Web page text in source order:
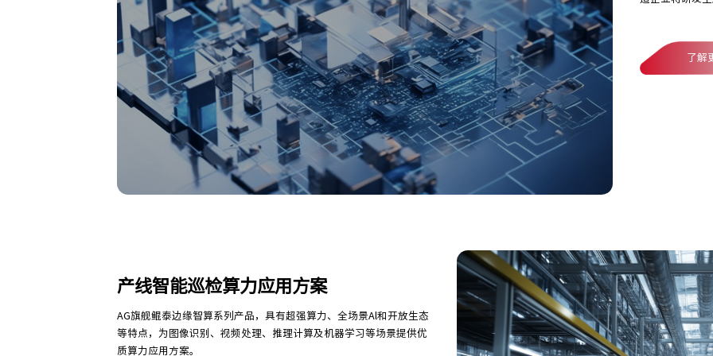
了解
产线智能巡检算力应用方案
AG旗舰鲲泰边缘智算系列产品，具有超强算力、全场景Al和开放生态
等特点，为图像识别、视频处理、推理计算及机器学习等场景提供优
质算力应用方案。